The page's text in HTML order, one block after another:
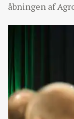
åbningen af